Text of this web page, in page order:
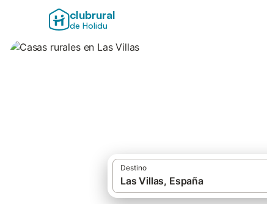
clubrural
de Holidu
Destino